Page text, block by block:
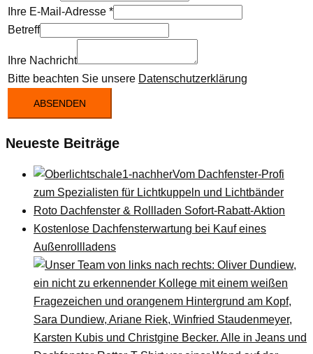
Ihre E-Mail-Adresse *
Betreff
Ihre Nachricht
Bitte beachten Sie unsere Datenschutzerklärung
ABSENDEN
Neueste Beiträge
Vom Dachfenster-Profi
zum Spezialisten für Lichtkuppeln und Lichtbänder
Roto Dachfenster & Rollladen Sofort-Rabatt-Aktion
Kostenlose Dachfensterwartung bei Kauf eines
Außenrollladens